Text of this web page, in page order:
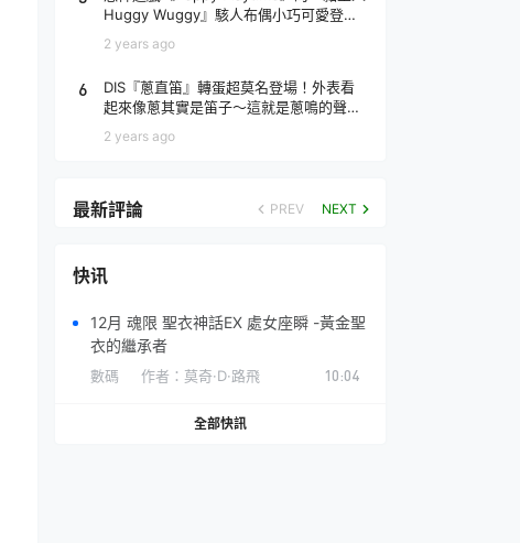
Huggy Wuggy』駭人布偶小巧可愛登
2 years ago
6
DIS『蔥直笛』轉蛋超莫名登場！外表看
起來像蔥其實是笛子～這就是蔥鳴的聲音
2 years ago
最新評論 PREV NEXT
快讯
12月 魂限 聖衣神話EX 處女座瞬 -黃金聖
衣的繼承者
數碼 作者： 莫奇·D·路飛 10:04
全部快訊